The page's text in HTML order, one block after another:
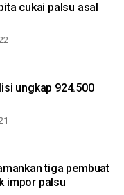
cukai palsu asal
ungkap 924.500
tiga pembuat
impor palsu